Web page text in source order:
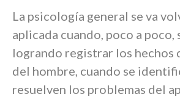
La psicología general se va
aplicada cuando, poco a poco,
logrando registrar los hechos
del hombre, cuando se
resuelven los problemas del